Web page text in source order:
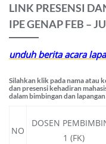
LINK PRESENSI
IPE GENAP FEB –
unduh berita acara
Silahkan klik pada nama atau
dan presensi kehadiran
dalam bimbingan dan
NO
DOSEN
1 (FK)